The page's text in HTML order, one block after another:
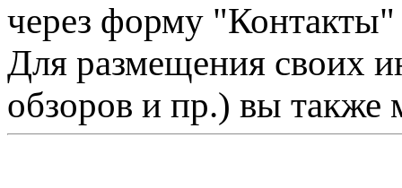
через форму "Контакты"
Для размещения своих
обзоров и пр.) вы также